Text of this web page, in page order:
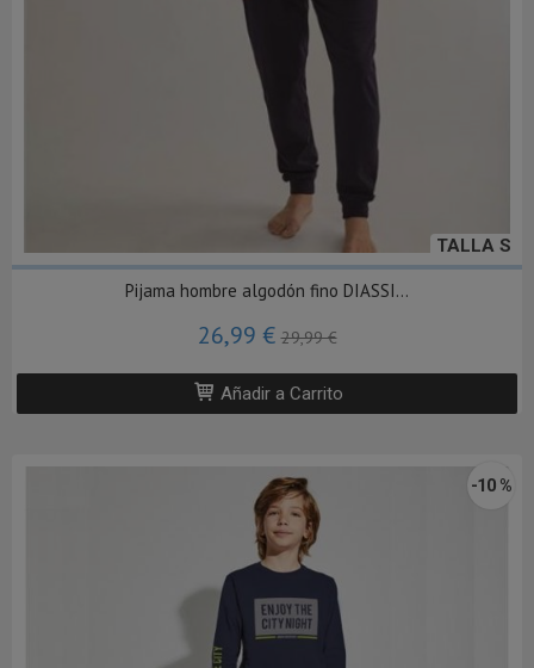
TALLA S
Pijama hombre algodón fino DIASSI...
26,99 €29,99 €
Añadir a Carrito
-10 %